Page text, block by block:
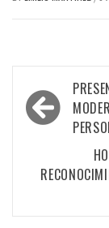
de
entradas